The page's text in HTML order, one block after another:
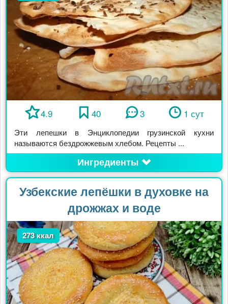
4.9 40 3 1 сут
Эти лепешки в Энциклопедии грузинской кухни
называются бездрожжевым хлебом. Рецепты ...
Ингредиенты
Узбекские лепёшки в духовке на
дрожжах и воде
273 ккал